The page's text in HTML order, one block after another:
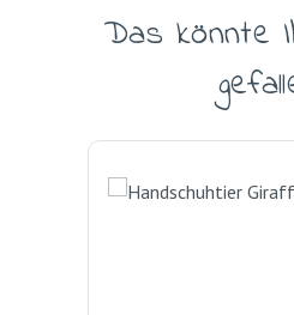
Produktgalerie
Das könnte